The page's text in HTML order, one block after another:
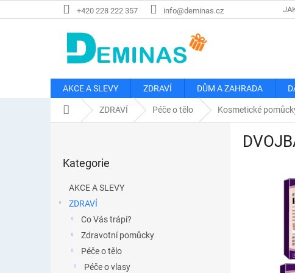
na
+420 228 222 357 info@deminas.cz
AKCE A SLEVY ZDRAVÍ DŮM A ZAHRADA
Domů ZDRAVÍ Péče o tělo Kosmetické
kategorie
Kategorie
AKCE A SLEVY
ZDRAVÍ
Co Vás trápí?
Zdravotní pomůcky
Péče o tělo
Péče o vlasy